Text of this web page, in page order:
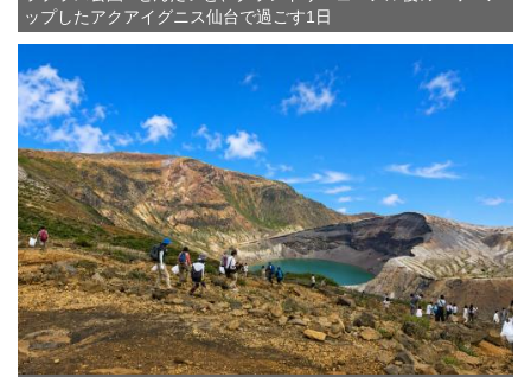
ップしたアクアイグニス仙台で過ごす1日